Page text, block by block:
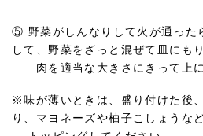
⑤ 野菜がしんなりして火が通った
して、野菜をざっと混ぜて皿にもり
肉を適当な大きさにきって上に
※味が薄いときは、盛り付けた後
り、マヨネーズや柚子こしょうな